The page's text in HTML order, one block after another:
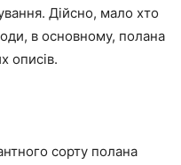
Дійсно, мало хто
в основному, полана
описів.
сорту полана